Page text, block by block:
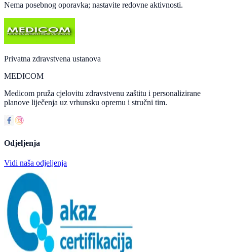
Nema posebnog oporavka; nastavite redovne aktivnosti.
Privatna zdravstvena ustanova
MEDICOM
Medicom pruža cjelovitu zdravstvenu zaštitu i personalizirane
planove liječenja uz vrhunsku opremu i stručni tim.
Odjeljenja
Vidi naša odjeljenja